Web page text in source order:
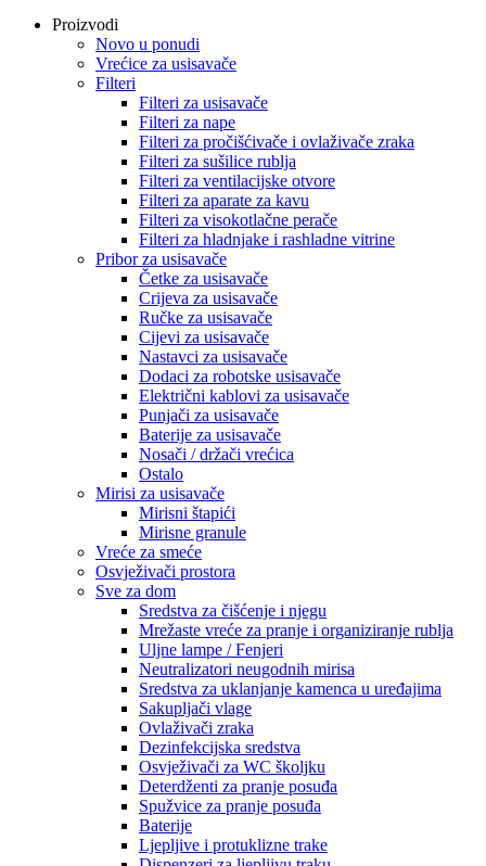
Proizvodi
Novo u ponudi
Vrećice za usisavače
Filteri
Filteri za usisavače
Filteri za nape
Filteri za pročišćivače i ovlaživače zraka
Filteri za sušilice rublja
Filteri za ventilacijske otvore
Filteri za aparate za kavu
Filteri za visokotlačne perače
Filteri za hladnjake i rashladne vitrine
Pribor za usisavače
Četke za usisavače
Crijeva za usisavače
Ručke za usisavače
Cijevi za usisavače
Nastavci za usisavače
Dodaci za robotske usisavače
Električni kablovi za usisavače
Punjači za usisavače
Baterije za usisavače
Nosači / držači vrećica
Ostalo
Mirisi za usisavače
Mirisni štapići
Mirisne granule
Vreće za smeće
Osvježivači prostora
Sve za dom
Sredstva za čišćenje i njegu
Mrežaste vreće za pranje i organiziranje rublja
Uljne lampe / Fenjeri
Neutralizatori neugodnih mirisa
Sredstva za uklanjanje kamenca u uređajima
Sakupljači vlage
Ovlaživači zraka
Dezinfekcijska sredstva
Osvježivači za WC školjku
Deterdženti za pranje posuđa
Spužvice za pranje posuđa
Baterije
Ljepljive i protuklizne trake